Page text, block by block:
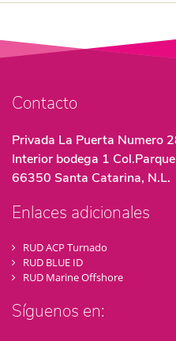
Contacto
Privada La Puerta Numero
Interior bodega 1
66350 Santa Catarina, N.L.
Enlaces adicionales
RUD ACP Turnado
RUD BLUE ID
RUD Marine Offshore
Síguenos en: